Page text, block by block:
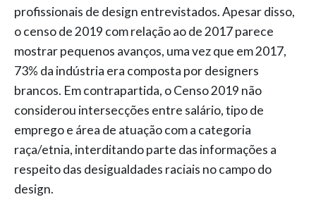
profissionais de design entrevistados. Apesar disso,
o censo de 2019 com relação ao de 2017 parece
mostrar pequenos avanços, uma vez que em 2017,
73% da indústria era composta por designers
brancos. Em contrapartida, o Censo 2019 não
considerou intersecções entre salário, tipo de
emprego e área de atuação com a categoria
raça/etnia, interditando parte das informações a
respeito das desigualdades raciais no campo do
design.